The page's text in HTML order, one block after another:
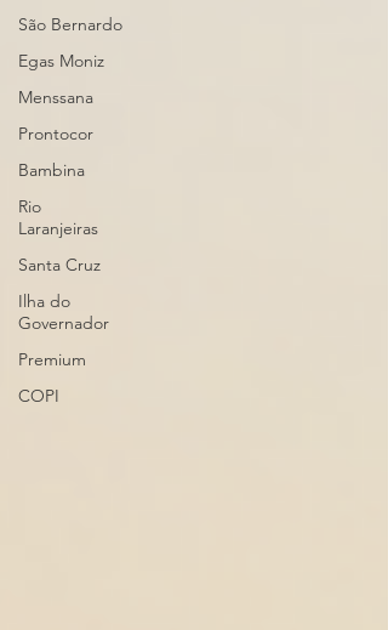
São Bernardo
Egas Moniz
Menssana
Prontocor
Bambina
Rio
Laranjeiras
Santa Cruz
Ilha do
Governador
Premium
COPI